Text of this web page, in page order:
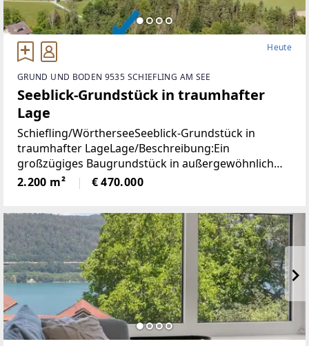
Heute
GRUND UND BODEN 9535 SCHIEFLING AM SEE
Seeblick-Grundstück in traumhafter
Lage
Schiefling/WörtherseeSeeblick-Grundstück in
traumhafter LageLage/Beschreibung:Ein
großzügiges Baugrundstück in außergewöhnlich
ruhiger Aussichtslage mit beeindruckendem
Weitblick über den Wörthersee und die umliegende
2.200 m² € 470.000